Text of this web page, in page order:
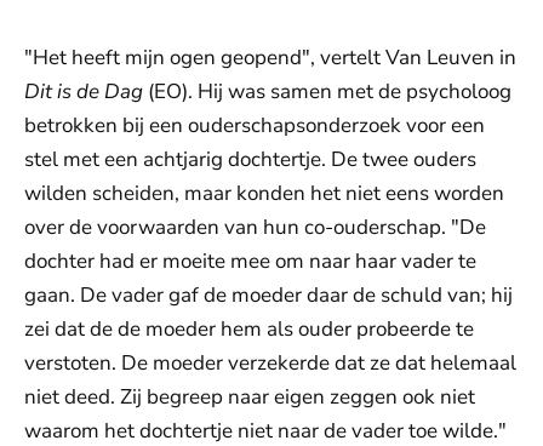
"Het heeft mijn ogen geopend", vertelt Van Leuven in
Dit is de Dag (EO). Hij was samen met de psycholoog
betrokken bij een ouderschapsonderzoek voor een
stel met een achtjarig dochtertje. De twee ouders
wilden scheiden, maar konden het niet eens worden
over de voorwaarden van hun co-ouderschap. "De
dochter had er moeite mee om naar haar vader te
gaan. De vader gaf de moeder daar de schuld van; hij
zei dat de de moeder hem als ouder probeerde te
verstoten. De moeder verzekerde dat ze dat helemaal
niet deed. Zij begreep naar eigen zeggen ook niet
waarom het dochtertje niet naar de vader toe wilde."